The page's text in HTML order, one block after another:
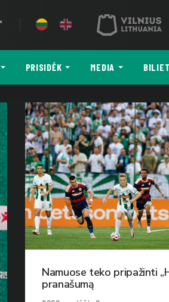
PRISIDĖK MEDIA
Namuose teko pripažinti
pranašumą